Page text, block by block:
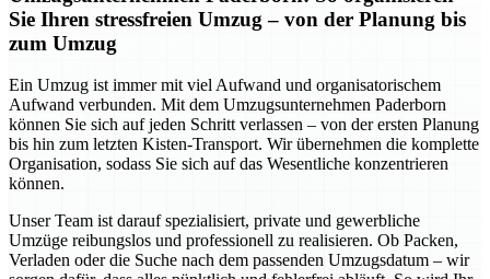
Sie Ihren stressfreien Umzug – von der Planung bis
zum Umzug
Ein Umzug ist immer mit viel Aufwand und organisatorischem
Aufwand verbunden. Mit dem Umzugsunternehmen Paderborn
können Sie sich auf jeden Schritt verlassen – von der ersten Planung
bis hin zum letzten Kisten-Transport. Wir übernehmen die komplette
Organisation, sodass Sie sich auf das Wesentliche konzentrieren
können.
Unser Team ist darauf spezialisiert, private und gewerbliche
Umzüge reibungslos und professionell zu realisieren. Ob Packen,
Verladen oder die Suche nach dem passenden Umzugsdatum – wir